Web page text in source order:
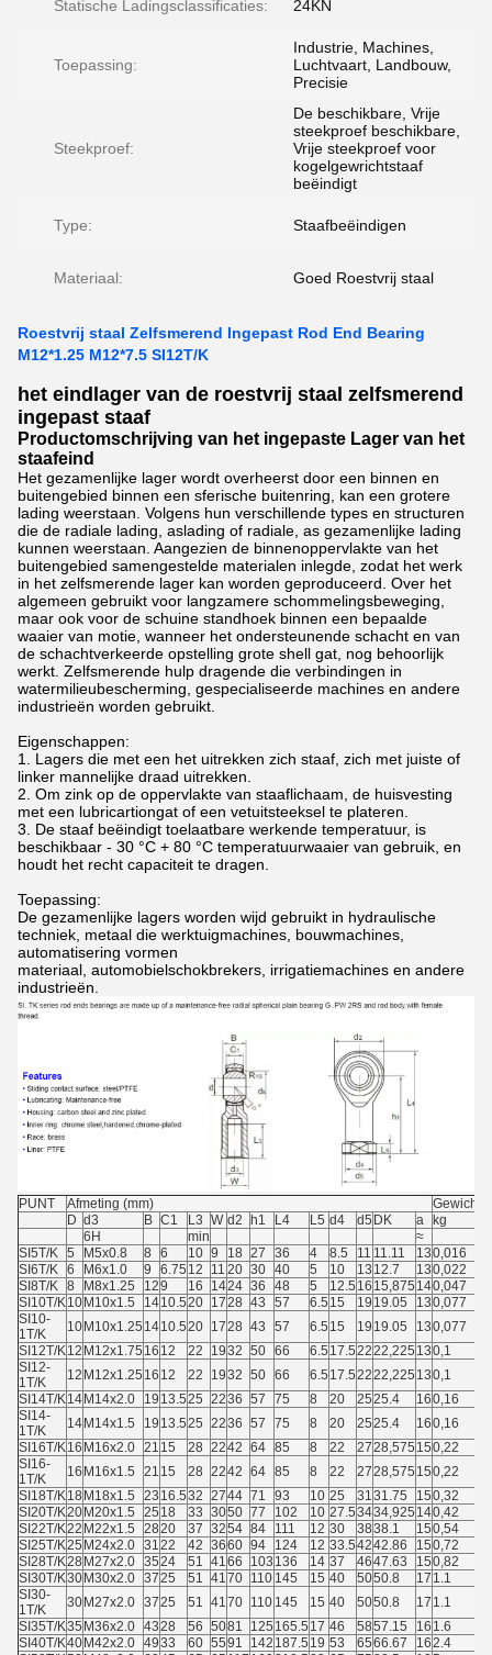
Statische Ladingsclassificaties: 24KN
Toepassing:
Industrie, Machines,
Luchtvaart, Landbouw,
Precisie
Steekproef:
De beschikbare, Vrije
steekproef beschikbare,
Vrije steekproef voor
kogelgewrichtstaaf
beëindigt
Type: Staafbeëindigen
Materiaal: Goed Roestvrij staal
Roestvrij staal Zelfsmerend Ingepast Rod End Bearing
M12*1.25 M12*7.5 SI12T/K
het eindlager van de roestvrij staal zelfsmerend
ingepast staaf
Productomschrijving van het ingepaste Lager van het
staafeind
Het gezamenlijke lager wordt overheerst door een binnen en
buitengebied binnen een sferische buitenring, kan een grotere
lading weerstaan. Volgens hun verschillende types en structuren
die de radiale lading, aslading of radiale, as gezamenlijke lading
kunnen weerstaan. Aangezien de binnenoppervlakte van het
buitengebied samengestelde materialen inlegde, zodat het werk
in het zelfsmerende lager kan worden geproduceerd. Over het
algemeen gebruikt voor langzamere schommelingsbeweging,
maar ook voor de schuine standhoek binnen een bepaalde
waaier van motie, wanneer het ondersteunende schacht en van
de schachtverkeerde opstelling grote shell gat, nog behoorlijk
werkt. Zelfsmerende hulp dragende die verbindingen in
watermilieubescherming, gespecialiseerde machines en andere
industrieën worden gebruikt.
Eigenschappen:
1. Lagers die met een het uitrekken zich staaf, zich met juiste of
linker mannelijke draad uitrekken.
2. Om zink op de oppervlakte van staaflichaam, de huisvesting
met een lubricartiongat of een vetuitsteeksel te plateren.
3. De staaf beëindigt toelaatbare werkende temperatuur, is
beschikbaar - 30 °C + 80 °C temperatuurwaaier van gebruik, en
houdt het recht capaciteit te dragen.
Toepassing:
De gezamenlijke lagers worden wijd gebruikt in hydraulische
techniek, metaal die werktuigmachines, bouwmachines,
automatisering vormen
materiaal, automobielschokbrekers, irrigatiemachines en andere
industrieën.
PUNT Afmeting (mm)
Gewicht
D d3 B C1 L3 W d2 h1 L4 L5 d4 d5 DK a
kg
6H
min
≈
SI5T/K 5 M5x0.8 8 6 10 9 18 27 36 4 8.5 11 11.11 130,016
SI6T/K 6 M6x1.0 9 6.75 12 11 20 30 40 5 10 13 12.7 130,022
SI8T/K 8 M8x1.25 129 16 1424 36 48 5 12.5 16 15,875 140,047
SI10T/K10 M10x1.5 1410.520 1728 43 57 6.5 15 19 19.05 130,077
SI10-
1T/K
10 M10x1.25 1410.520 1728 43 57 6.5 15 19 19.05 130,077
SI12T/K12 M12x1.75 16 12 22 1932 50 66 6.5 17.52222,225 130,1
SI12-
1T/K
12 M12x1.25 16 12 22 1932 50 66 6.5 17.52222,225 130,1
SI14T/K14 M14x2.0 19 13.525 2236 57 75 8 20 2525.4 160,16
SI14-
1T/K
14 M14x1.5 19 13.525 2236 57 75 8 20 2525.4 160,16
SI16T/K16 M16x2.0 21 15 28 2242 64 85 8 22 2728,575 150,22
SI16-
1T/K
16 M16x1.5 21 15 28 2242 64 85 8 22 2728,575 150,22
SI18T/K18 M18x1.5 23 16.532 2744 71 93 10 25 3131.75 150,32
SI20T/K20 M20x1.5 25 18 33 3050 77 102 10 27.53434,925 140,42
SI22T/K22 M22x1.5 2820 37 3254 84 111 12 30 3838.1 150,54
SI25T/K25 M24x2.0 3122 42 3660 94 124 12 33.54242.86 150,72
SI28T/K28 M27x2.0 3524 51 4166 103 136 14 37 4647.63 150,82
SI30T/K30 M30x2.0 3725 51 4170 110 145 15 40 5050.8 17 1.1
SI30-
1T/K
30 M27x2.0 3725 51 4170 110 145 15 40 5050.8 17 1.1
SI35T/K35 M36x2.0 4328 56 5081 125 165.5 17 46 5857.15 16 1.6
SI40T/K40 M42x2.0 4933 60 5591 142 187.5 19 53 6566.67 162.4